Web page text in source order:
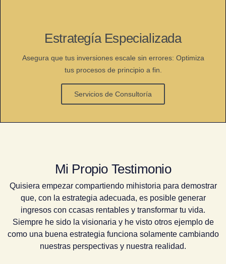
Estrategía Especializada
Asegura que tus inversiones escale sin errores: Optimiza
tus procesos de principio a fin.
Servicios de Consultoría
Mi Propio Testimonio
Quisiera empezar compartiendo mihistoria para demostrar
que, con la estrategia adecuada, es posible generar
ingresos con ccasas rentables y transformar tu vida.
Siempre he sido la visionaria y he visto otros ejemplo de
como una buena estrategia funciona solamente cambiando
nuestras perspectivas y nuestra realidad.